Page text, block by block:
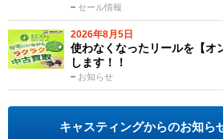
セール情報
2026年8月5日
お知らせ
使わなくなったリールを【オ
します！！
キャスティングからのお知ら